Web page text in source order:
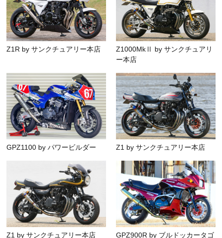
Z1R by サンクチュアリー本店
Z1000MkⅡ by サンクチュアリ
ー本店
GPZ1100 by パワービルダー Z1 by サンクチュアリー本店
Z1 by サンクチュアリー本店 GPZ900R by ブルドッカータゴ